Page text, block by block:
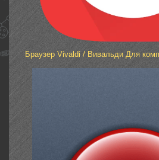
Браузер Vivaldi / Вивальди Для